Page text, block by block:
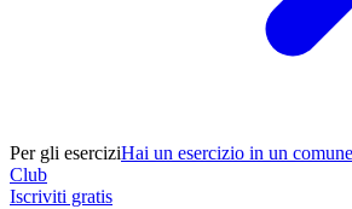
Per gli eserciziHai un esercizio in un
Club
Iscriviti gratis